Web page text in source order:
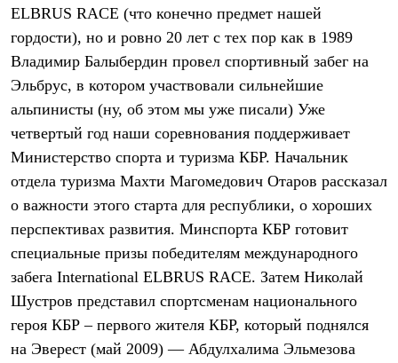
Куртки
Жилеты
Утепленная синтетикой
Брюки
Штормовая одежда
Софтшелл одежда
Куртки
Брюки
Лёгкая одежда
Рубашки
Футболки
Брюки
Термобелье
Теплое термобелье
Среднее термобелье
Легкое термобелье
Флисовая одежда
ELBRUS RACE (что конечно предмет нашей
гордости), но и ровно 20 лет с тех пор как в 1989
Владимир Балыбердин провел спортивный забег на
Эльбрус, в котором участвовали сильнейшие
альпинисты (ну, об этом мы уже писали) Уже
четвертый год наши соревнования поддерживает
Министерство спорта и туризма КБР. Начальник
отдела туризма Махти Магомедович Отаров рассказал
о важности этого старта для республики, о хороших
перспективах развития. Минспорта КБР готовит
специальные призы победителям международного
забега International ELBRUS RACE. Затем Николай
Шустров представил спортсменам национального
героя КБР – первого жителя КБР, который поднялся
на Эверест (май 2009) — Абдулхалима Эльмезова